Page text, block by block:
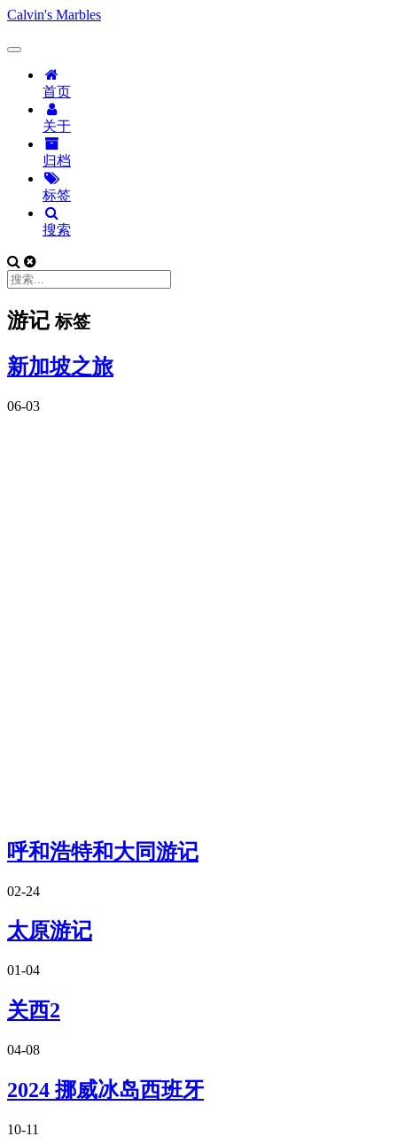
Calvin's Marbles
首页
关于
归档
标签
搜索
游记标签
新加坡之旅
06-03
呼和浩特和大同游记
02-24
太原游记
01-04
关西2
04-08
2024 挪威冰岛西班牙
10-11